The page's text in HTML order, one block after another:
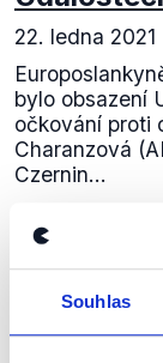
Souhlas
22. ledna 2021
bylo obsazení
očkování proti
Charanzová
Czernin...
Číst dál